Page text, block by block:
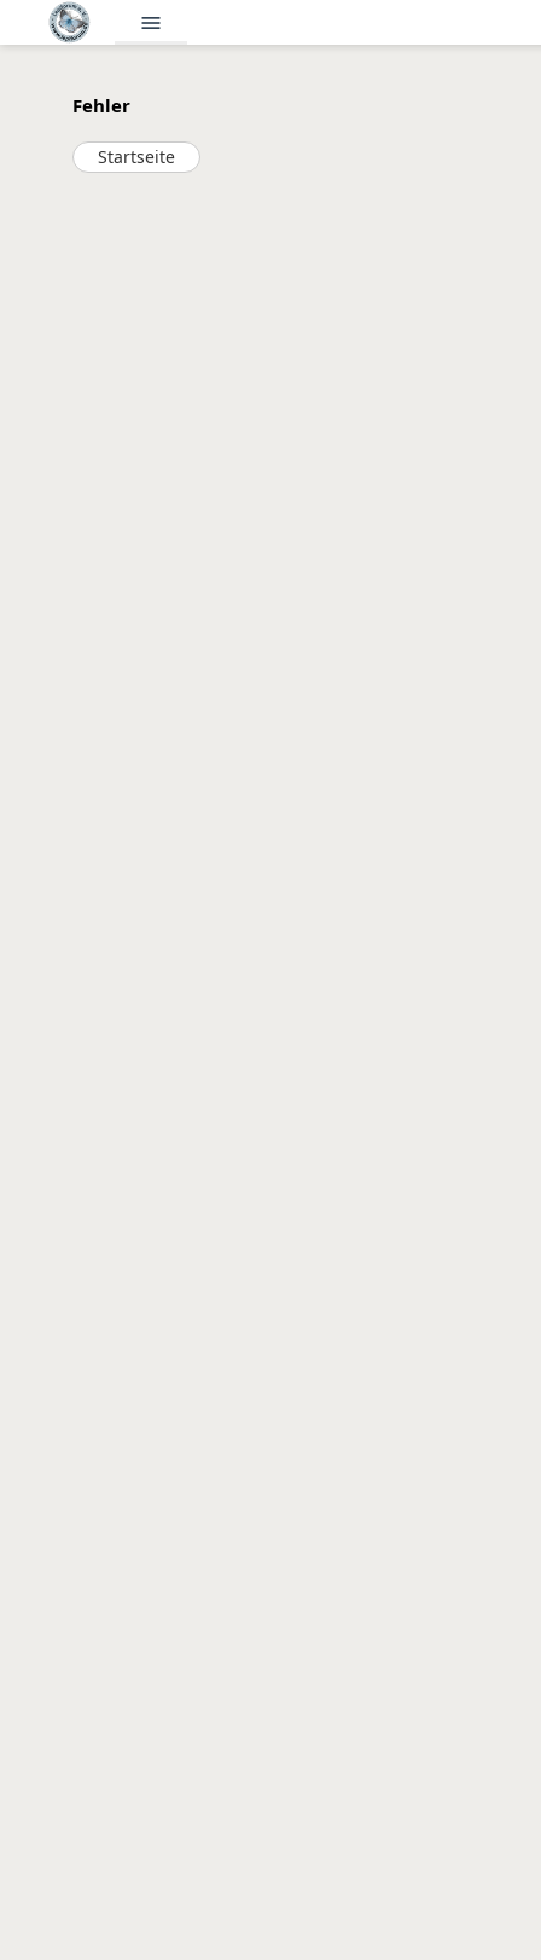
menu
Fehler
Startseite